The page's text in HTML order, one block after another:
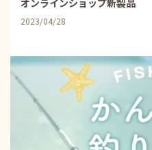
オンラインショップ新製品
2023/04/28